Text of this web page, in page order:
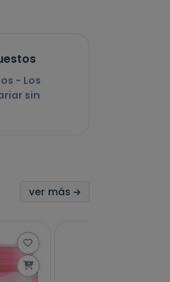
- Los
sin
ver más